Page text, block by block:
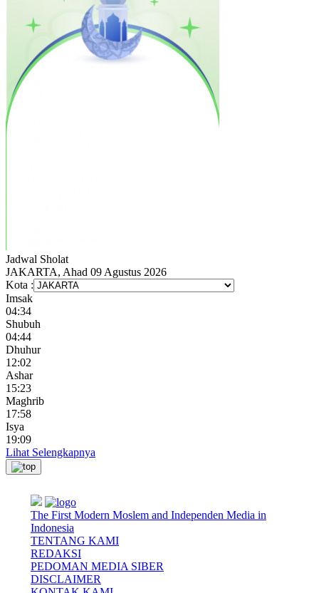
Jadwal Sholat
JAKARTA, Ahad 09 Agustus 2026
Kota :
Imsak
04:34
Shubuh
04:44
Dhuhur
12:02
Ashar
15:23
Maghrib
17:58
Isya
19:09
Lihat Selengkapnya
The First Modern Moslem and Independen Media in
Indonesia
TENTANG KAMI
REDAKSI
PEDOMAN MEDIA SIBER
DISCLAIMER